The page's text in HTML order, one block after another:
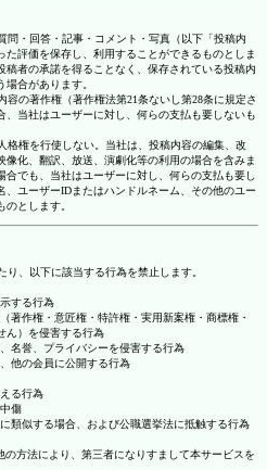
問・回答・記事・コメント・写真（以下「投稿内
評価を保存し、利用することができるものとしま
者の承諾を得ることなく、保存されている投稿内
合があります。
の著作権（著作権法第21条ないし第28条に規定さ
当社はユーザーに対し、何らの支払も要しないも
格権を行使しない。当社は、投稿内容の編集、改
化、翻訳、放送、演劇化等の利用の場合を含みま
でも、当社はユーザーに対し、何らの支払も要し
ユーザーIDまたはハンドルネーム、その他のユー
とします。
、以下に該当する行為を禁止します。
する行為
著作権・意匠権・特許権・実用新案権・商標権・
ん）を侵害する行為
名誉、プライバシーを侵害する行為
他の会員に公開する行為
る行為
傷
類似する場合、および公職選挙法に抵触する行為
方法により、第三者になりすまして本サービスを